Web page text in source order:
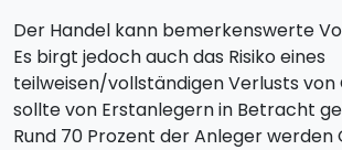
Der Handel kann bemerkenswerte
Es birgt jedoch auch das Risiko eines
teilweisen/vollständigen Verlusts von
sollte von Erstanlegern in Betracht
Rund 70 Prozent der Anleger werden